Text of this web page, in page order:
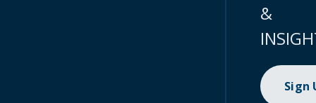
&
Sign